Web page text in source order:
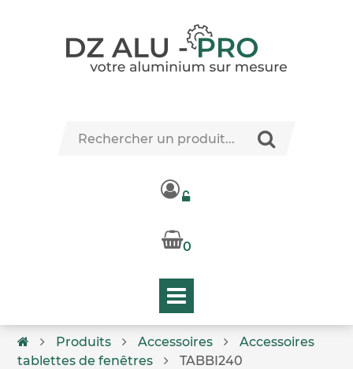
0
Produits Accessoires
Accessoires
tablettes de fenêtres
TABBI240